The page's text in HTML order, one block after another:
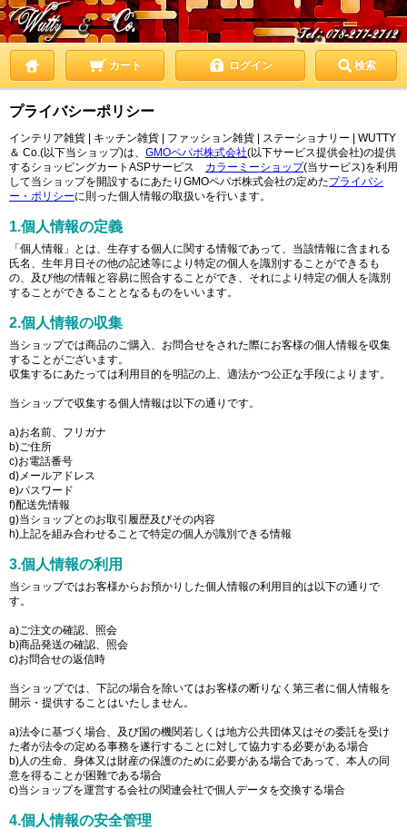
カート ログイン 検索
プライバシーポリシー
インテリア雑貨 | キッチン雑貨 | ファッション雑貨 | ステーショナリー | WUTTY
＆ Co.(以下当ショップ)は、 GMOペパボ株式会社(以下サービス提供会社)の提供
するショッピングカートASPサービス カラーミーショップ(当サービス)を利用
して当ショップを開設するにあたりGMOペパボ株式会社の定めたプライバシ
ー・ポリシーに則った個人情報の取扱いを行います。
1.個人情報の定義
「個人情報」とは、生存する個人に関する情報であって、当該情報に含まれる
氏名、生年月日その他の記述等により特定の個人を識別することができるも
の、及び他の情報と容易に照合することができ、それにより特定の個人を識別
することができることとなるものをいいます。
2.個人情報の収集
当ショップでは商品のご購入、お問合せをされた際にお客様の個人情報を収集
することがございます。
収集するにあたっては利用目的を明記の上、適法かつ公正な手段によります。
当ショップで収集する個人情報は以下の通りです。
a)お名前、フリガナ
b)ご住所
c)お電話番号
d)メールアドレス
e)パスワード
f)配送先情報
g)当ショップとのお取引履歴及びその内容
h)上記を組み合わせることで特定の個人が識別できる情報
3.個人情報の利用
当ショップではお客様からお預かりした個人情報の利用目的は以下の通りで
す。
a)ご注文の確認、照会
b)商品発送の確認、照会
c)お問合せの返信時
当ショップでは、下記の場合を除いてはお客様の断りなく第三者に個人情報を
開示・提供することはいたしません。
a)法令に基づく場合、及び国の機関若しくは地方公共団体又はその委託を受け
た者が法令の定める事務を遂行することに対して協力する必要がある場合
b)人の生命、身体又は財産の保護のために必要がある場合であって、本人の同
意を得ることが困難である場合
c)当ショップを運営する会社の関連会社で個人データを交換する場合
4.個人情報の安全管理